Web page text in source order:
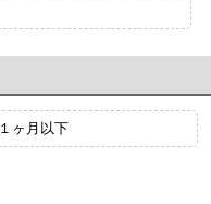
１ヶ月以下